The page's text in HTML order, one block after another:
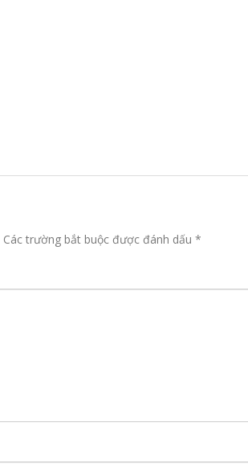
Các trường bắt buộc được đánh dấu *